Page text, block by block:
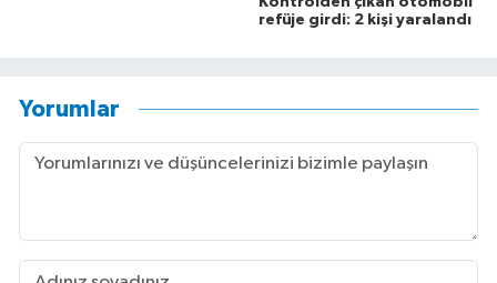
refüje girdi: 2 kişi yaralandı
Yorumlar